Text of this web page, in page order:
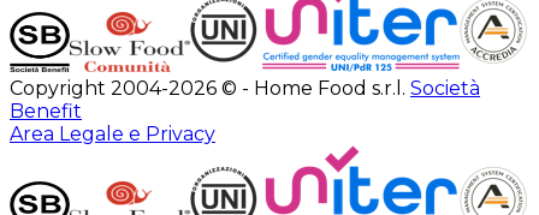
Copyright 2004-2026 © - Home Food s.r.l. Società
Benefit
Area Legale e Privacy